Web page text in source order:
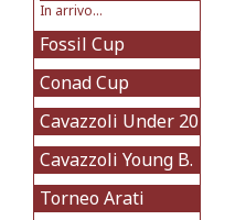
In arrivo...
Fossil Cup
Conad Cup
Cavazzoli Under 20
Cavazzoli Young B.
Torneo Arati